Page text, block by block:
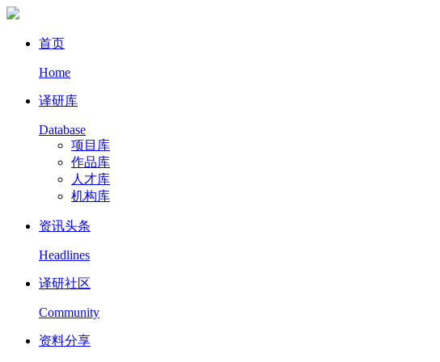
首页
Home
译研库
Database
项目库
作品库
人才库
机构库
资讯头条
Headlines
译研社区
Community
资料分享